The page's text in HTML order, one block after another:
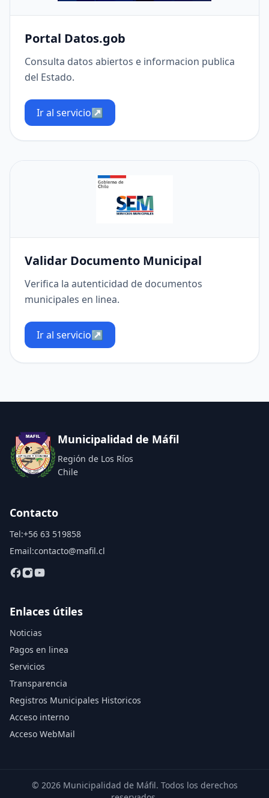
Portal Datos.gob
Consulta datos abiertos e informacion publica
del Estado.
Ir al servicio↗
Validar Documento Municipal
Verifica la autenticidad de documentos
municipales en linea.
Ir al servicio↗
Municipalidad de Máfil
Región de Los Ríos
Chile
Contacto
Tel:+56 63 519858
Email:contacto@mafil.cl
Enlaces útiles
Noticias
Pagos en linea
Servicios
Transparencia
Registros Municipales Historicos
Acceso interno
Acceso WebMail
© 2026 Municipalidad de Máfil. Todos los derechos